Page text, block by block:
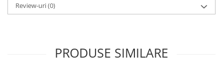
• Ajută la dezvoltarea coordonării în apă
• Stimulează motricitatea și echilibrul
Review-uri(0)
PRODUSE SIMILARE